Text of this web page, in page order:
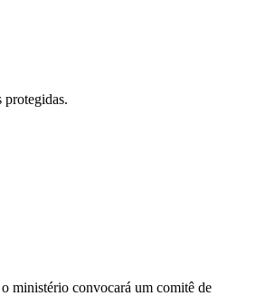
protegidas.
ministério convocará um comitê de